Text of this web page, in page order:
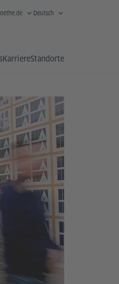
Deutsch
KarriereStandorte